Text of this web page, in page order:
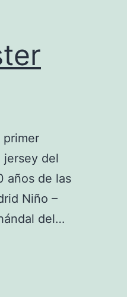
primer
jersey del
años de las
Niño –
del…